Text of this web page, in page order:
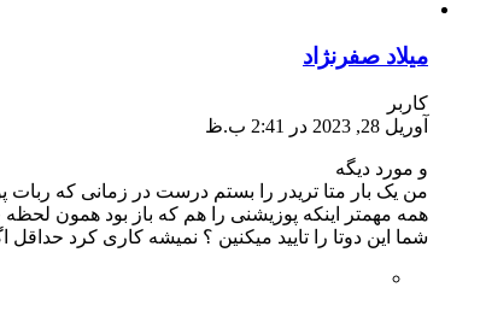
میلاد صفرنژاد
کاربر
آوریل 28, 2023 در 2:41 ب.ظ
و مورد دیگه
من یک بار متا تریدر را بستم درست در زمانی که
همه مهمتر اینکه پوزیشنی را هم که باز بود همون
شما این دوتا را تایید میکنین ؟ نمیشه کاری کرد